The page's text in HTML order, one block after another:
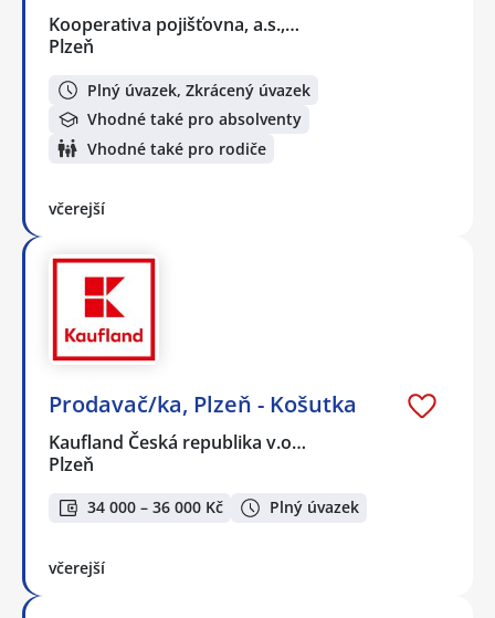
Kooperativa pojišťovna, a.s.,…
Plzeň
Plný úvazek, Zkrácený úvazek
Vhodné také pro absolventy
Vhodné také pro rodiče
včerejší
Prodavač/ka, Plzeň - Košutka
Kaufland Česká republika v.o…
Plzeň
34 000 – 36 000 Kč Plný úvazek
včerejší